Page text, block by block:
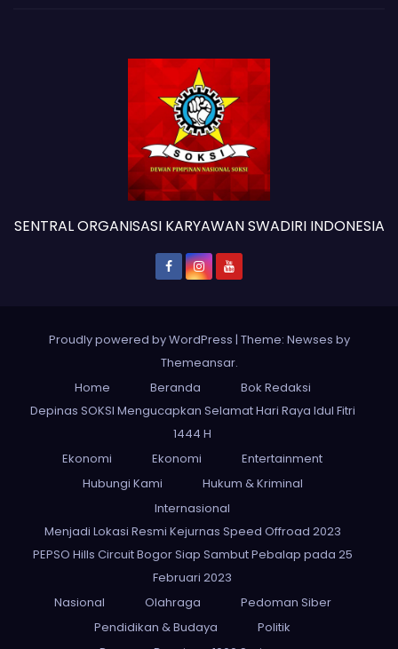
SENTRAL ORGANISASI KARYAWAN SWADIRI INDONESIA
Proudly powered by WordPress | Theme: Newses by
Themeansar.
Home
Beranda
Bok Redaksi
Depinas SOKSI Mengucapkan Selamat Hari Raya Idul Fitri
1444 H
Ekonomi
Ekonomi
Entertainment
Hubungi Kami
Hukum & Kriminal
Internasional
Menjadi Lokasi Resmi Kejurnas Speed Offroad 2023
PEPSO Hills Circuit Bogor Siap Sambut Pebalap pada 25
Februari 2023
Nasional
Olahraga
Pedoman Siber
Pendidikan & Budaya
Politik